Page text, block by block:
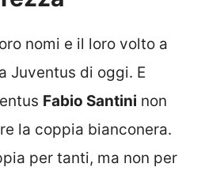
nomi e il loro volto a
Juventus di oggi. E
Fabio Santini non
la coppia bianconera.
per tanti, ma non per